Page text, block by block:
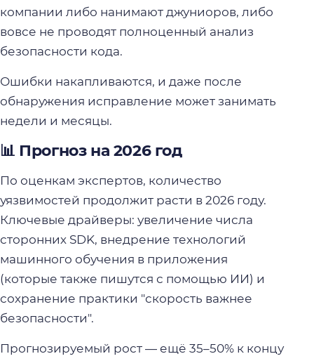
компании либо нанимают джуниоров, либо
вовсе не проводят полноценный анализ
безопасности кода.
Ошибки накапливаются, и даже после
обнаружения исправление может занимать
недели и месяцы.
📊 Прогноз на 2026 год
По оценкам экспертов, количество
уязвимостей продолжит расти в 2026 году.
Ключевые драйверы: увеличение числа
сторонних SDK, внедрение технологий
машинного обучения в приложения
(которые также пишутся с помощью ИИ) и
сохранение практики "скорость важнее
безопасности".
Прогнозируемый рост — ещё 35–50% к концу